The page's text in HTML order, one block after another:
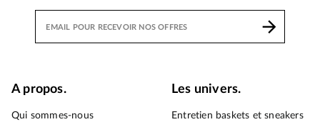
A propos.
Qui sommes-nous
Les univers.
Entretien baskets et sneakers